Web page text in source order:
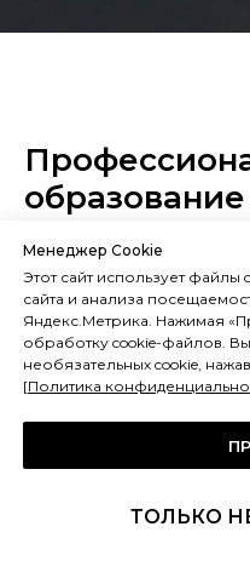
Глубокое
работы
многолетний
самые сложные
Экспертиза
В штате компании
Менеджер Cookie
Этот сайт использует
сайта и анализа
Яндекс.Метрика. Нажимая
обработку cookie-файлов.
необязательных cookie,
[Политика
ТОЛЬКО